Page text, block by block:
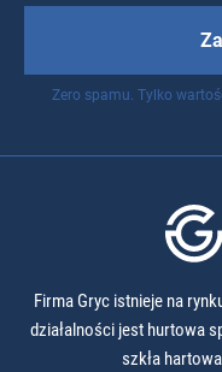
Zero spamu. Tylko
Firma Gryc istnieje na
działalności jest hurtowa
szkła